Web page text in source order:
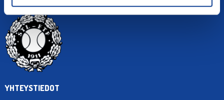
YHTEYSTIEDOT